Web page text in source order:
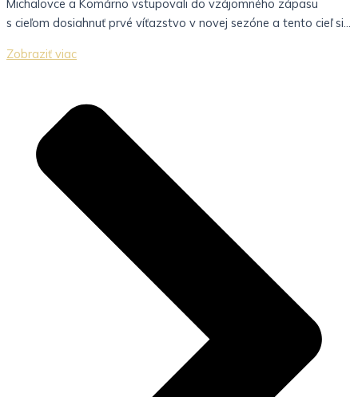
Michalovce a Komárno vstupovali do vzájomného zápasu
s cieľom dosiahnuť prvé víťazstvo v novej sezóne a tento cieľ si...
Zobraziť viac